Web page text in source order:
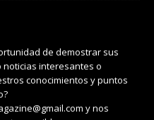
de demostrar sus
interesantes o
conocimientos y puntos
y nos